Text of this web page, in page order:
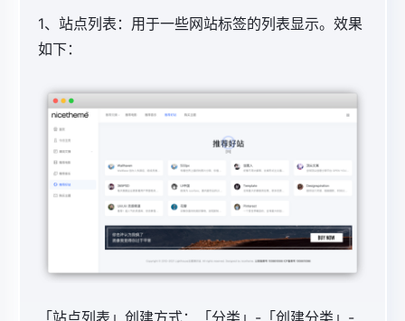
1、站点列表：用于一些网站标签的列表显示。效果
如下：
「站点列表」创建方式：「分类」-「创建分类」-